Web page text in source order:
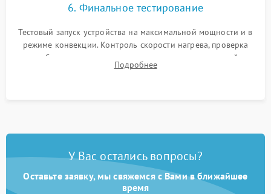
6. Финальное тестирование
Тестовый запуск устройства на максимальной мощности и в
режиме конвекции. Контроль скорости нагрева, проверка
срабатывания термостата при достижении заданной
температуры и тест на отсутствие утечек тока.
Подробнее
У Вас остались вопросы?
Оставьте заявку, мы свяжемся с Вами в ближайшее
время